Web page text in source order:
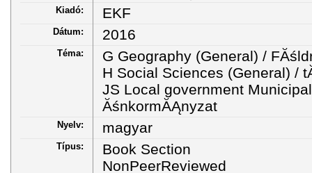
Kiadó: EKF
Dátum: 2016
Téma:
G Geography (General) /
H Social Sciences (General) /
JS Local government
ĂśnkormĂĄnyzat
Nyelv: magyar
Típus:
Book Section
NonPeerReviewed